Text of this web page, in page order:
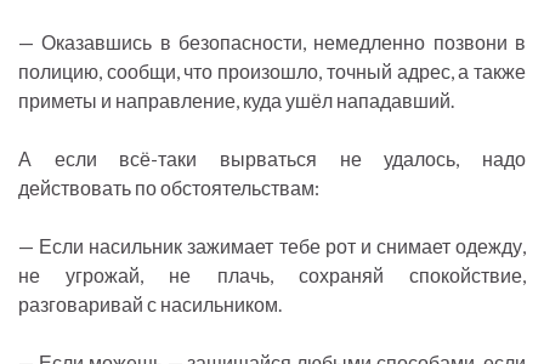
— Оказавшись в безопасности, немедленно позвони в
полицию, сообщи, что произошло, точный адрес, а также
приметы и направление, куда ушёл нападавший.
А если всё-таки вырваться не удалось, надо
действовать по обстоятельствам:
— Если насильник зажимает тебе рот и снимает одежду,
не угрожай, не плачь, сохраняй спокойствие,
разговаривай с насильником.